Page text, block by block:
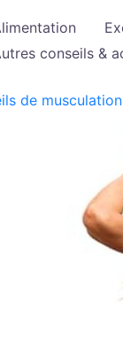
conseils &
de musculation